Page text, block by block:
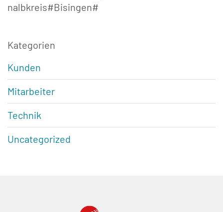
nalbkreis#Bisingen#
Kategorien
Kunden
Mitarbeiter
Technik
Uncategorized